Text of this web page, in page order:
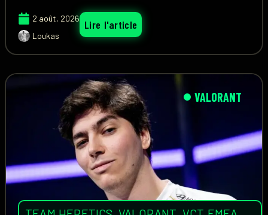
2 août, 2026
Loukas
Lire l'article
VALORANT